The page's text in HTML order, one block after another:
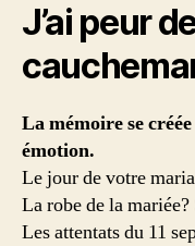
J’ai peur
La mémoire se
émotion.
Le jour de votre
La robe de la
Les attentats du 11